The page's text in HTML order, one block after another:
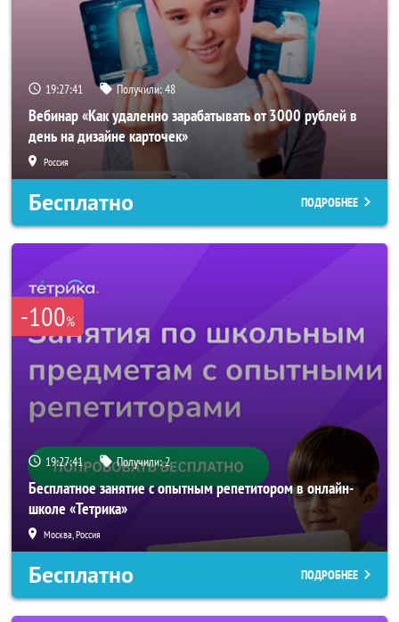
19:27:38 Получили:48
Вебинар «Как удаленно зарабатывать от 3000 рублей в
день на дизайне карточек»
Россия
Бесплатно ПОДРОБНЕЕ
-100%
19:27:38 Получили:2
Бесплатное занятие с опытным репетитором в онлайн-
школе «Тетрика»
Москва, Россия
Бесплатно ПОДРОБНЕЕ